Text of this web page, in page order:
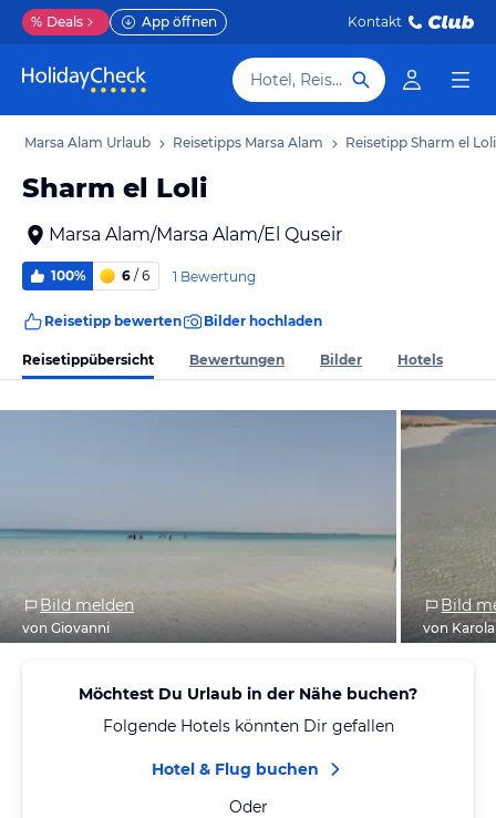
% Deals App öffnen Kontakt
Hotel, Reiseziel
Marsa Alam Urlaub Reisetipps Marsa Alam Reisetipp Sharm el Loli
Sharm el Loli
Marsa Alam/Marsa Alam/El Quseir
100% 6 / 6 1 Bewertung
Reisetipp bewerten Bilder hochladen
Reisetippübersicht Bewertungen Bilder Hotels
Bild melden
von Giovanni
Bild
von Karola
Möchtest Du Urlaub in der Nähe buchen?
Folgende Hotels könnten Dir gefallen
Hotel & Flug buchen
Oder